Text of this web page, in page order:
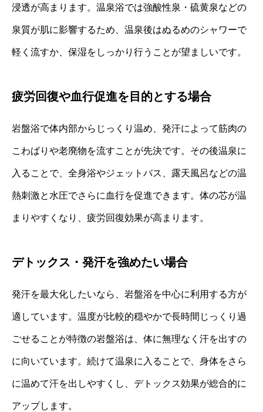
浸透が高まります。温泉浴では強酸性泉・硫黄泉などの
泉質が肌に影響するため、温泉後はぬるめのシャワーで
軽く流すか、保湿をしっかり行うことが望ましいです。
疲労回復や血行促進を目的とする場合
岩盤浴で体内部からじっくり温め、発汗によって筋肉の
こわばりや老廃物を流すことが先決です。その後温泉に
入ることで、全身浴やジェットバス、露天風呂などの温
熱刺激と水圧でさらに血行を促進できます。体の芯が温
まりやすくなり、疲労回復効果が高まります。
デトックス・発汗を強めたい場合
発汗を最大化したいなら、岩盤浴を中心に利用する方が
適しています。温度が比較的穏やかで長時間じっくり過
ごせることが特徴の岩盤浴は、体に無理なく汗を出すの
に向いています。続けて温泉に入ることで、身体をさら
に温めて汗を出しやすくし、デトックス効果が総合的に
アップします。